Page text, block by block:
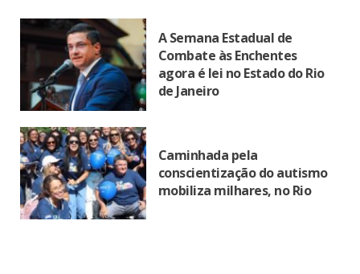
A Semana Estadual de
Combate às Enchentes
agora é lei no Estado do Rio
de Janeiro
Caminhada pela
conscientização do autismo
mobiliza milhares, no Rio